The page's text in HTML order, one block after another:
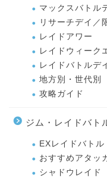
マックスバトル
リサーチデイ／
レイドアワー
レイドウィーク
レイドバトルデ
地方別・世代別
攻略ガイド
ジム・レイドバト
EXレイドバトル
おすすめアタッ
シャドウレイド